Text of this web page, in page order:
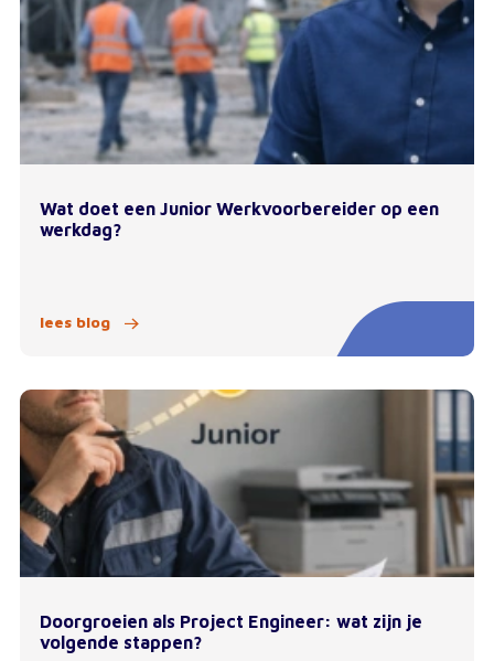
Wat doet een Junior Werkvoorbereider op een
werkdag?
lees blog
Doorgroeien als Project Engineer: wat zijn je
volgende stappen?